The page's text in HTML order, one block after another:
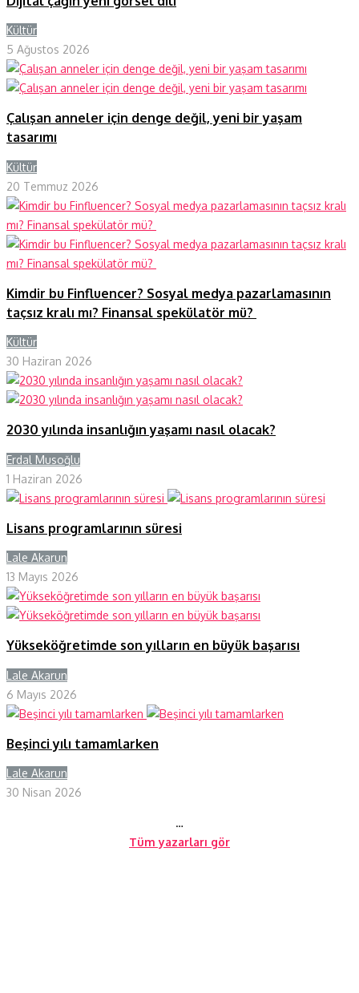
Kültür
5 Ağustos 2026
Çalışan anneler için denge değil, yeni bir yaşam
tasarımı
Kültür
20 Temmuz 2026
Kimdir bu Finfluencer? Sosyal medya pazarlamasının
taçsız kralı mı? Finansal spekülatör mü?
Kültür
30 Haziran 2026
2030 yılında insanlığın yaşamı nasıl olacak?
Erdal Musoğlu
1 Haziran 2026
Lisans programlarının süresi
Lale Akarun
13 Mayıs 2026
Yükseköğretimde son yılların en büyük başarısı
Lale Akarun
6 Mayıs 2026
Beşinci yılı tamamlarken
Lale Akarun
30 Nisan 2026
…
Tüm yazarları gör